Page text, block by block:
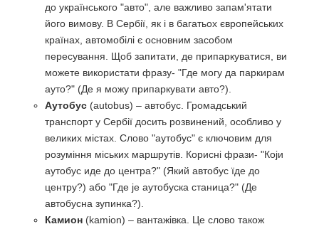
до українського "авто", але важливо запам'ятати
його вимову. В Сербії, як і в багатьох європейських
країнах, автомобілі є основним засобом
пересування. Щоб запитати, де припаркуватися, ви
можете використати фразу- "Где могу да паркирам
ауто?" (Де я можу припаркувати авто?).
Аутобус (autobus) – автобус. Громадський
транспорт у Сербії досить розвинений, особливо у
великих містах. Слово "аутобус" є ключовим для
розуміння міських маршрутів. Корисні фрази- "Који
аутобус иде до центра?" (Який автобус їде до
центру?) або "Где је аутобуска станица?" (Де
автобусна зупинка?).
Камион (kamion) – вантажівка. Це слово також